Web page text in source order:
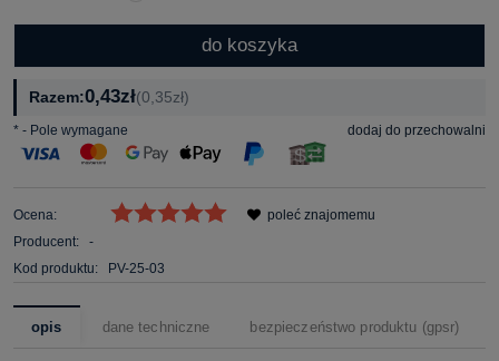
do koszyka
Razem:0,43zł(0,35zł)
dodaj do przechowalni
* - Pole wymagane
Ocena:
Producent:
-
Kod produktu:
PV-25-03
poleć znajomemu
opis dane techniczne bezpieczeństwo produktu (gpsr)